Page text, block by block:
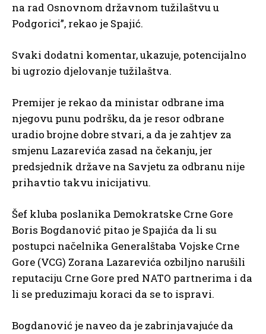
na rad Osnovnom državnom tužilaštvu u
Podgorici”, rekao je Spajić.
Svaki dodatni komentar, ukazuje, potencijalno
bi ugrozio djelovanje tužilaštva.
Premijer je rekao da ministar odbrane ima
njegovu punu podršku, da je resor odbrane
uradio brojne dobre stvari, a da je zahtjev za
smjenu Lazarevića zasad na čekanju, jer
predsjednik države na Savjetu za odbranu nije
prihavtio takvu inicijativu.
Šef kluba poslanika Demokratske Crne Gore
Boris Bogdanović pitao je Spajića da li su
postupci načelnika Generalštaba Vojske Crne
Gore (VCG) Zorana Lazarevića ozbiljno narušili
reputaciju Crne Gore pred NATO partnerima i da
li se preduzimaju koraci da se to ispravi.
Bogdanović je naveo da je zabrinjavajuće da